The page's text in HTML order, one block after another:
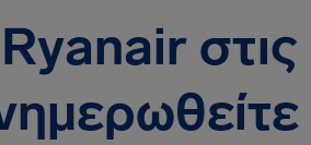
στις